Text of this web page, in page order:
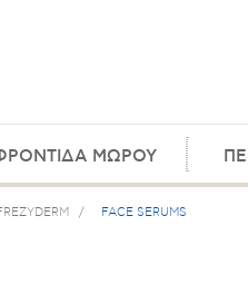
ΜΩΡΟΥ
/ FACE SERUMS